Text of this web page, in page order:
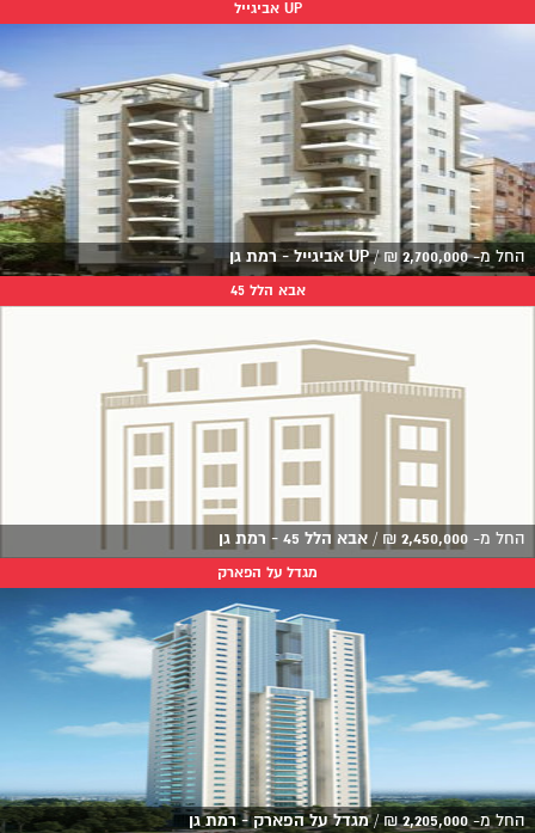
UP אביגייל
החל מ-2,700,000
₪
/UP אביגייל - רמת גן
אבא הלל 45
החל מ- 2,450,000
₪
/ אבא הלל 45 - רמת גן
מגדל על הפארק
החל מ-2,205,000
₪
/מגדל על הפארק - רמת גן